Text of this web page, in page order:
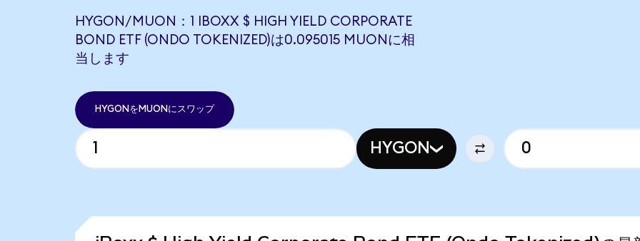
HYGON/MUON：1 IBOXX $ HIGH YIELD CORPORATE
BOND ETF (ONDO TOKENIZED)は0.095015 MUONに相
当します
HYGONをMUONにスワップ
HYGON